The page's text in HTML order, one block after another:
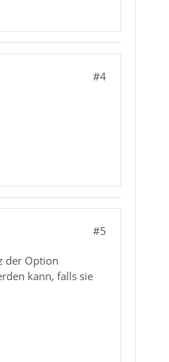
#4
#5
der Option
kann, falls sie